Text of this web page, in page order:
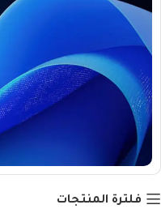
مفاتيحفلترة المنتجات